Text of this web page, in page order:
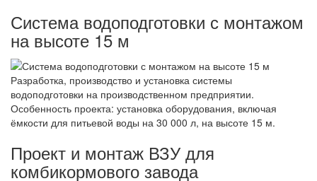
Система водоподготовки с монтажом
на высоте 15 м
Разработка, производство и установка системы
водоподготовки на производственном предприятии.
Особенность проекта: установка оборудования, включая
ёмкости для питьевой воды на 30 000 л, на высоте 15 м.
Проект и монтаж ВЗУ для
комбикормового завода